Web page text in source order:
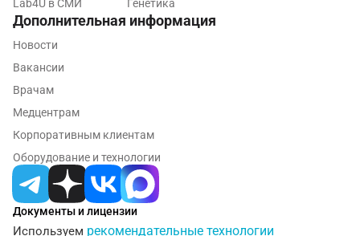
Документы и лицензии
Используем рекомендательные технологии
Lab4U в СМИ
Генетика
Дополнительная информация
Новости
Вакансии
Врачам
Медцентрам
Корпоративным клиентам
Оборудование и технологии